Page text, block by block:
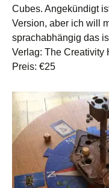
Cubes. Angekündigt
Version, aber ich will
sprachabhängig das
Verlag: The Creativity
Preis: €25